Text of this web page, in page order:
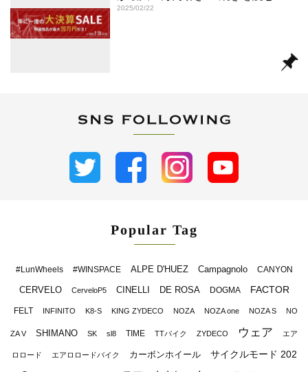
2025/02/22
Popular Tag
#LunWheels #WINSPACE ALPE D'HUEZ Campagnolo CANYON
CERVELO CerveloP5 CINELLI DE ROSA DOGMA FACTOR
FELT INFINITO K8-S KING ZYDECO NOZA NOZA one NOZA S NO
ZA V SHIMANO SK sl8 TIME TTバイク ZYDECO ウェア エア
ロロード エアロロードバイク カーボンホイール
サイクルモード 202